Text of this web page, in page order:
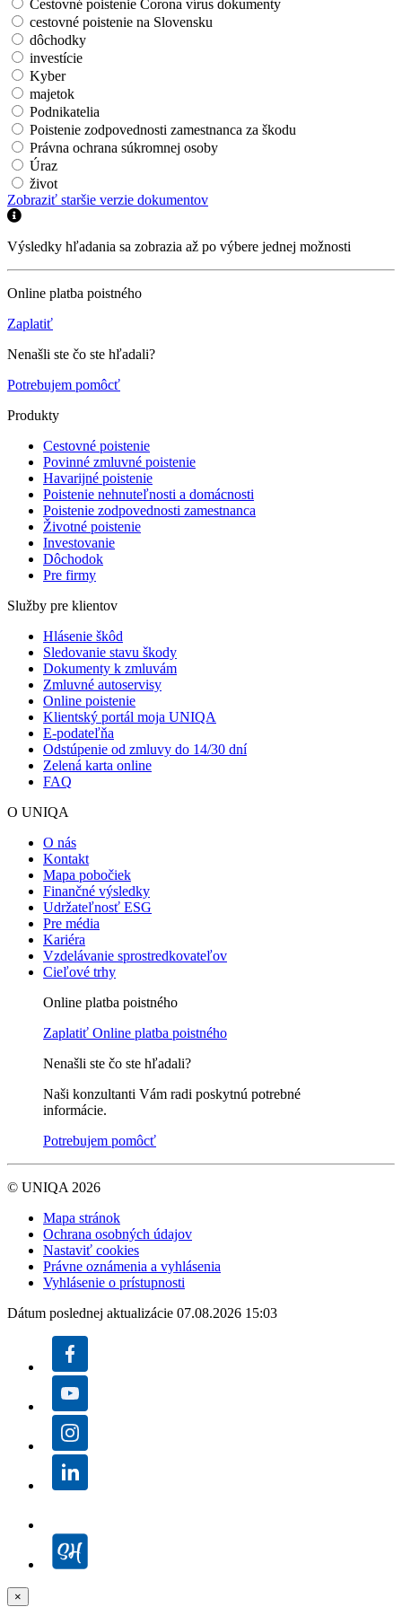
Cestovné poistenie Corona vírus dokumenty
cestovné poistenie na Slovensku
dôchodky
investície
Kyber
majetok
Podnikatelia
Poistenie zodpovednosti zamestnanca za škodu
Právna ochrana súkromnej osoby
Úraz
život
Zobraziť staršie verzie dokumentov
Výsledky hľadania sa zobrazia až po výbere jednej možnosti
Online platba poistného
Zaplatiť
Nenašli ste čo ste hľadali?
Potrebujem pomôcť
Produkty
Cestovné poistenie
Povinné zmluvné poistenie
Havarijné poistenie
Poistenie nehnuteľnosti a domácnosti
Poistenie zodpovednosti zamestnanca
Životné poistenie
Investovanie
Dôchodok
Pre firmy
Služby pre klientov
Hlásenie škôd
Sledovanie stavu škody
Dokumenty k zmluvám
Zmluvné autoservisy
Online poistenie
Klientský portál moja UNIQA
E-podateľňa
Odstúpenie od zmluvy do 14/30 dní
Zelená karta online
FAQ
O UNIQA
O nás
Kontakt
Mapa pobočiek
Finančné výsledky
Udržateľnosť ESG
Pre média
Kariéra
Vzdelávanie sprostredkovateľov
Cieľové trhy
Online platba poistného
Zaplatiť Online platba poistného
Nenašli ste čo ste hľadali?
Naši konzultanti Vám radi poskytnú potrebné
informácie.
Potrebujem pomôcť
© UNIQA 2026
Mapa stránok
Ochrana osobných údajov
Nastaviť cookies
Právne oznámenia a vyhlásenia
Vyhlásenie o prístupnosti
Dátum poslednej aktualizácie 07.08.2026 15:03
×